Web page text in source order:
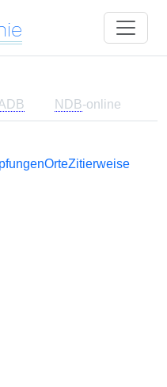
NDB-online
OrteZitierweise